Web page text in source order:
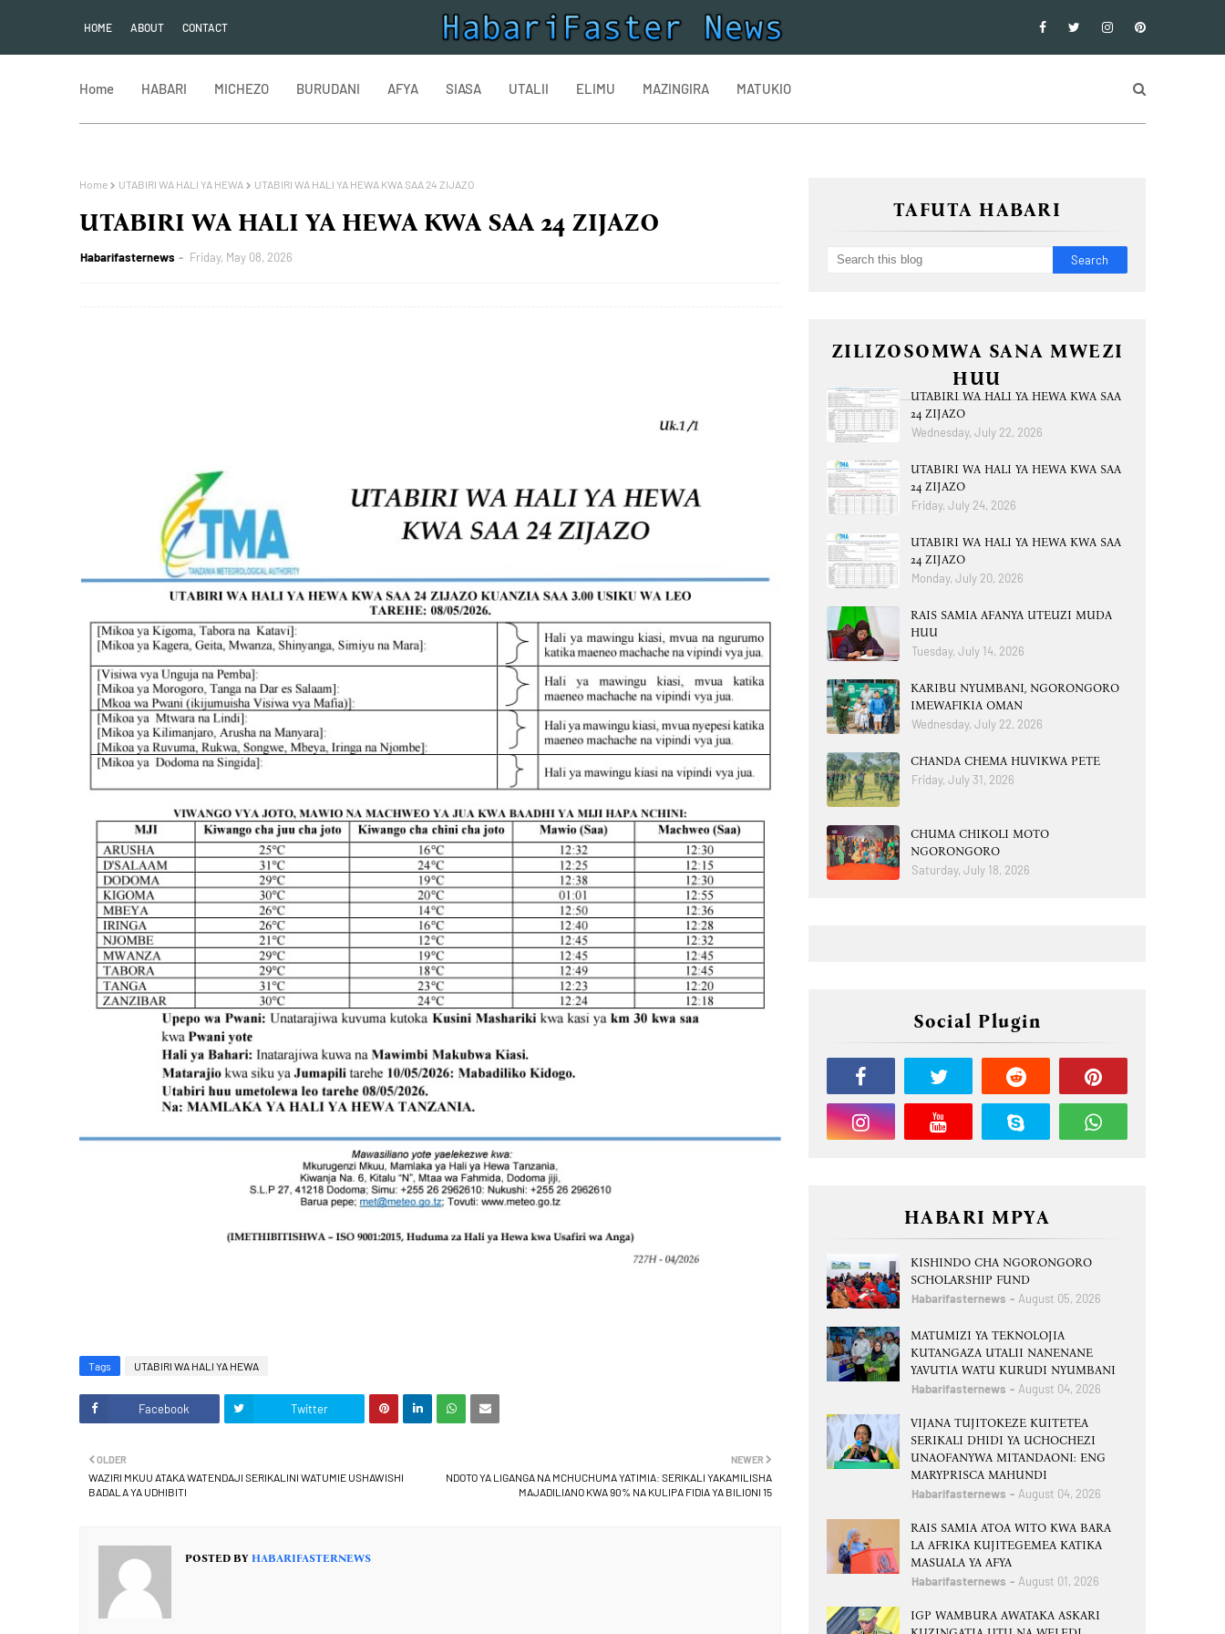
HOME ABOUT CONTACT
Home HABARI MICHEZO BURUDANI AFYA SIASA UTALII ELIMU MAZINGIRA MATUKIO
Home UTABIRI WA HALI YA HEWA UTABIRI WA HALI YA HEWA KWA SAA 24 ZIJAZO
UTABIRI WA HALI YA HEWA KWA SAA 24 ZIJAZO
Habarifasternews Friday, May 08, 2026
Tags UTABIRI WA HALI YA HEWA
Facebook Twitter
NEWER
NDOTO YA LIGANGA NA MCHUCHUMA YATIMIA: SERIKALI YAKAMILISHA
MAJADILIANO KWA 90% NA KULIPA FIDIA YA BILIONI 15
OLDER
WAZIRI MKUU ATAKA WATENDAJI SERIKALINI WATUMIE USHAWISHI
BADALA YA UDHIBITI
POSTED BY HABARIFASTERNEWS
TAFUTA HABARI
ZILIZOSOMWA SANA MWEZI
HUU
UTABIRI WA HALI YA HEWA KWA SAA
24 ZIJAZO
Wednesday, July 22, 2026
UTABIRI WA HALI YA HEWA KWA SAA
24 ZIJAZO
Friday, July 24, 2026
UTABIRI WA HALI YA HEWA KWA SAA
24 ZIJAZO
Monday, July 20, 2026
RAIS SAMIA AFANYA UTEUZI MUDA
HUU
Tuesday, July 14, 2026
KARIBU NYUMBANI, NGORONGORO
IMEWAFIKIA OMAN
Wednesday, July 22, 2026
CHANDA CHEMA HUVIKWA PETE
Friday, July 31, 2026
CHUMA CHIKOLI MOTO
NGORONGORO
Saturday, July 18, 2026
Social Plugin
HABARI MPYA
KISHINDO CHA NGORONGORO
SCHOLARSHIP FUND
Habarifasternews August 05, 2026
MATUMIZI YA TEKNOLOJIA
KUTANGAZA UTALII NANENANE
YAVUTIA WATU KURUDI NYUMBANI
Habarifasternews August 04, 2026
VIJANA TUJITOKEZE KUITETEA
SERIKALI DHIDI YA UCHOCHEZI
UNAOFANYWA MITANDAONI: ENG
MARYPRISCA MAHUNDI
Habarifasternews August 04, 2026
RAIS SAMIA ATOA WITO KWA BARA
LA AFRIKA KUJITEGEMEA KATIKA
MASUALA YA AFYA
Habarifasternews August 01, 2026
IGP WAMBURA AWATAKA ASKARI